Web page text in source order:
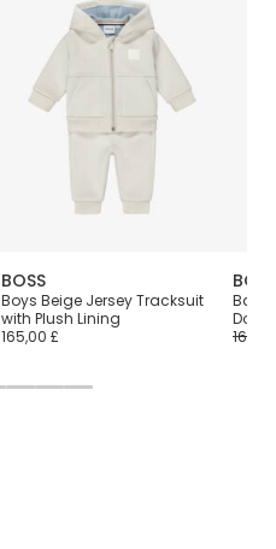
BOSS
Boys Beige Jersey Tracksuit
with Plush Lining
165,00 £
BOSS
Baby